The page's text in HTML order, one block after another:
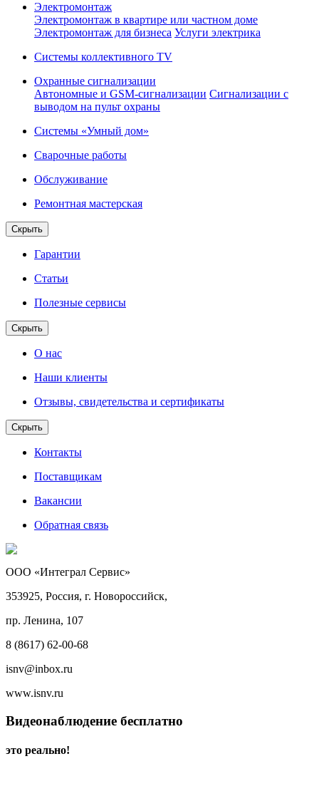
Электромонтаж
Электромонтаж в квартире или частном доме
Электромонтаж для бизнеса Услуги электрика
Системы коллективного TV
Охранные сигнализации
Автономные и GSM-сигнализации Сигнализации с
выводом на пульт охраны
Системы «Умный дом»
Сварочные работы
Обслуживание
Ремонтная мастерская
Скрыть
Гарантии
Статьи
Полезные сервисы
Скрыть
О нас
Наши клиенты
Отзывы, свидетельства и сертификаты
Скрыть
Контакты
Поставщикам
Вакансии
Обратная связь
ООО «Интеграл Сервис»
353925, Россия, г. Новороссийск,
пр. Ленина, 107
8 (8617) 62-00-68
isnv@inbox.ru
www.isnv.ru
Видеонаблюдение бесплатно
это реально!